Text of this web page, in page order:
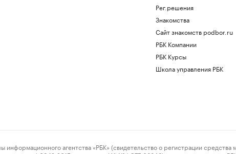
Рег.решения
Знакомства
Сайт знакомств podbor.ru
РБК Компании
РБК Курсы
Школа управления РБК
агентства «РБК» (свидетельство о регистрации средства